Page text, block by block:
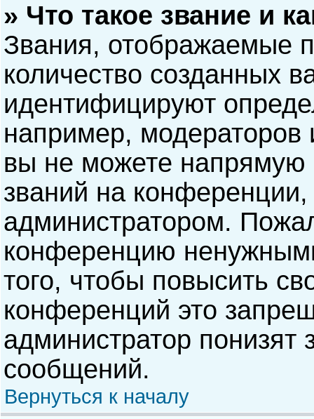
» Что такое звание и
Звания, отображаемые
количество созданных
идентифицируют
например,
вы не можете напрямую
званий на
администратором.
конференцию
того, чтобы повысить
конференций это
администратор понизят
сообщений.
Вернуться к началу